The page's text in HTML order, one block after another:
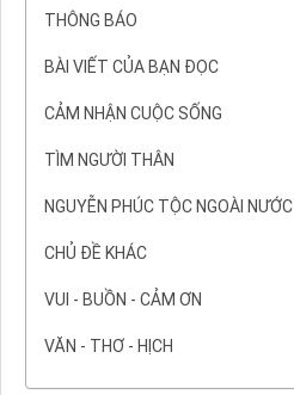
THÔNG BÁO
BÀI VIẾT CỦA BẠN ĐỌC
CẢM NHẬN CUỘC SỐNG
TÌM NGƯỜI THÂN
NGUYỄN PHÚC TỘC NGOÀI NƯỚC
CHỦ ĐỀ KHÁC
VUI - BUỒN - CẢM ƠN
VĂN - THƠ - HỊCH